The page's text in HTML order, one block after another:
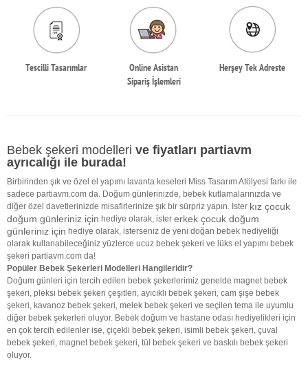
Tescilli Tasarımlar
Online Asistan
Sipariş İşlemleri
Herşey Tek Adreste
Bebek şekeri modelleri ve fiyatları partiavm
ayrıcalığı ile burada!
Birbirinden şık ve özel el yapımı lavanta keseleri Miss Tasarım Atölyesi farkı ile
sadece partiavm.com da. Doğum günlerinizde, bebek kutlamalarınızda ve
diğer özel davetlerinizde misafirlerinize şık bir sürpriz yapın. İster kız çocuk
doğum günleriniz için hediye olarak, ister erkek çocuk doğum
günleriniz için hediye olarak, isterseniz de yeni doğan bebek hediyeliği
olarak kullanabileceğiniz yüzlerce ucuz bebek şekeri ve lüks el yapımı bebek
şekeri partiavm.com da!
Popüler Bebek Şekerleri Modelleri Hangileridir?
Doğum günleri için tercih edilen bebek şekerlerimiz genelde magnet bebek
şekeri, pleksi bebek şekeri çeşitleri, ayıcıklı bebek şekeri, cam şişe bebek
şekeri, kavanoz bebek şekeri, melek bebek şekeri ve seçilen tema ile uyumlu
diğer bebek şekerleri oluyor. Bebek doğum ve hastane odası hediyelikleri için
en çok tercih edilenler ise, çiçekli bebek şekeri, isimli bebek şekeri, çuval
bebek şekeri, magnet bebek şekeri, tül bebek şekeri ve baskılı bebek şekeri
oluyor.